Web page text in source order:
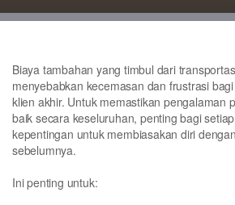
Biaya tambahan yang timbul dari
menyebabkan kecemasan dan frustrasi
klien akhir. Untuk memastikan pengalaman
baik secara keseluruhan, penting bagi
kepentingan untuk membiasakan diri
sebelumnya.
Ini penting untuk: